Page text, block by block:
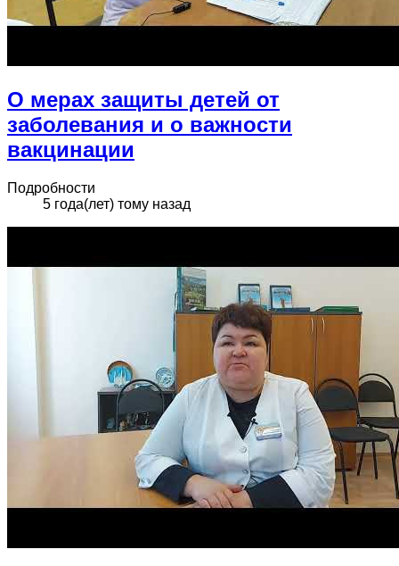
О мерах защиты детей от
заболевания и о важности
вакцинации
Подробности
5 года(лет) тому назад